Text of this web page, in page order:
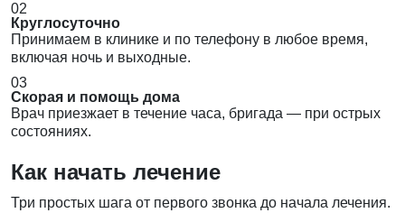
02
Круглосуточно
Принимаем в клинике и по телефону в любое время,
включая ночь и выходные.
03
Скорая и помощь дома
Врач приезжает в течение часа, бригада — при острых
состояниях.
Как начать лечение
Три простых шага от первого звонка до начала лечения.